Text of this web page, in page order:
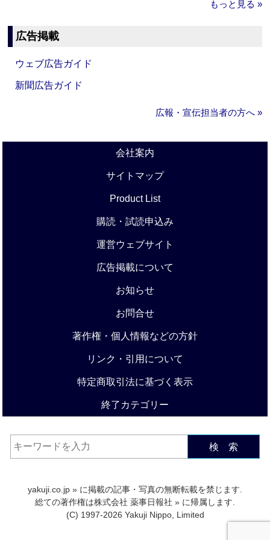
もっと見る »
広告掲載
ウェブ広告ガイド
新聞広告ガイド
広報・宣伝担当者の方へ »
会社案内
サイトマップ
Product List
購読・試読申込み
運営ウェブサイト
広告掲載について
お知らせ
お問合せ
著作権・個人情報などの方針
リンク・引用について
特定商取引法に基づく表示
終了カテゴリー
検 索
yakuji.co.jp » に掲載の記事・写真の無断転載を禁じます.
総ての著作権は株式会社 薬事日報社 » に帰属します.
(C) 1997-2026 Yakuji Nippo, Limited